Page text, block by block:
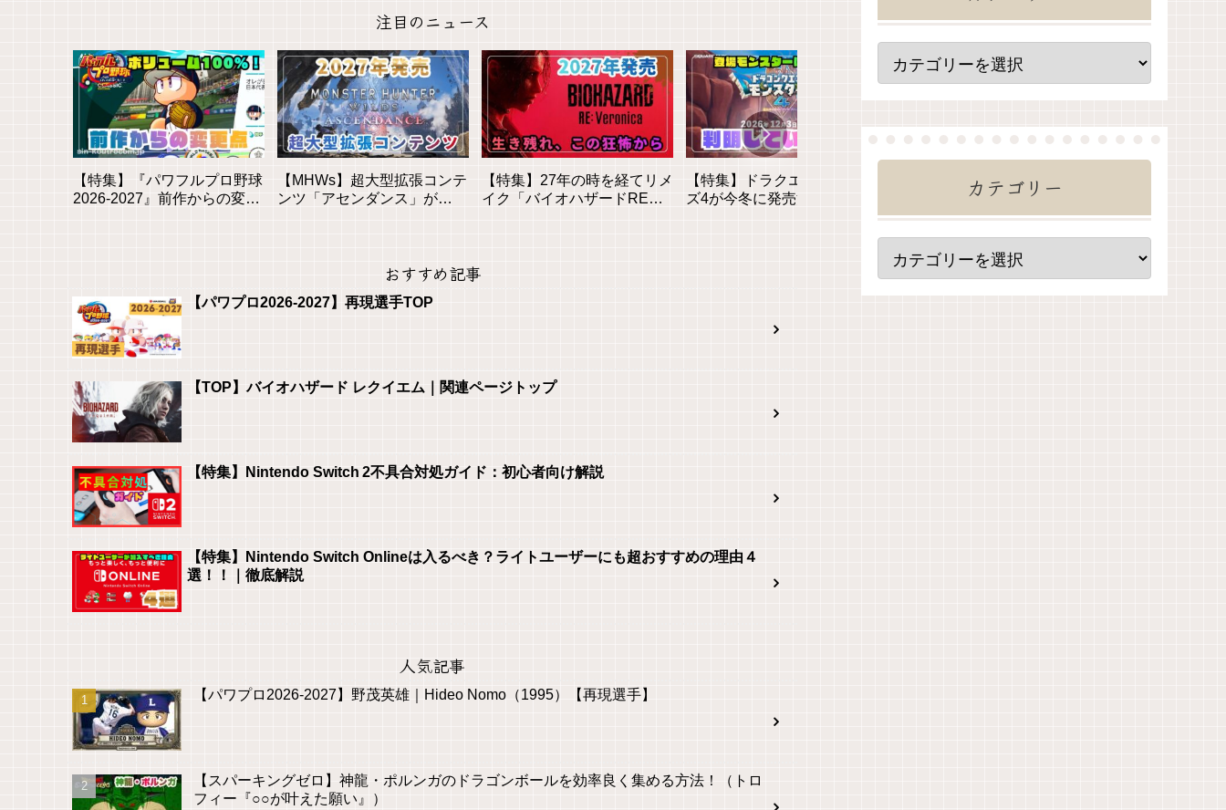
注目のニュース
【特集】『パワフルプロ野球
2026-2027』前作からの変更
【MHWs】超大型拡張コンテ
ンツ「アセンダンス」が
【特集】27年の時を経てリメ
イク「バイオハザードREベ
【特集】ドラクエモンスター
ズ4が今冬に発売決定！登場
【ポケモン風波】現時点で判
明している登場ポケモン一覧
おすすめ記事
【パワプロ2026-2027】再現選手TOP
【TOP】バイオハザード レクイエム｜関連ページトップ
【特集】Nintendo Switch 2不具合対処ガイド：初心者向け解説
【特集】Nintendo Switch Onlineは入るべき？ライトユーザーにも超おすすめの理由４
選！！｜徹底解説
人気記事
【パワプロ2026-2027】野茂英雄｜Hideo Nomo（1995）【再現選手】
【スパーキングゼロ】神龍・ポルンガのドラゴンボールを効率良く集める方法！（トロ
フィー『○○が叶えた願い』）
カテゴリー